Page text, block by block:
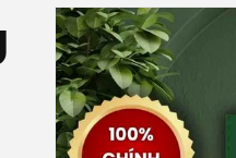
đến
thông
tin sản
phẩm